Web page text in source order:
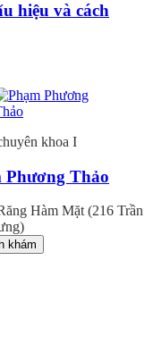
hiệu và cách
khoa I
Phương Thảo
Hàm Mặt (216 Trần
khám